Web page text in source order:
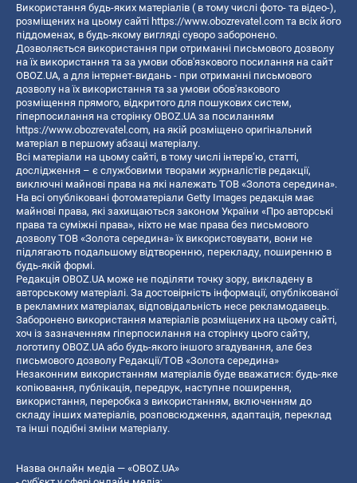
Використання будь-яких матеріалів ( в тому числі фото- та відео-),
розміщених на цьому сайті https://www.obozrevatel.com та всіх його
піддоменах, в будь-якому вигляді суворо заборонено.
Дозволяється використання при отриманні письмового дозволу
на їх використання та за умови обов'язкового посилання на сайт
OBOZ.UA, а для інтернет-видань - при отриманні письмового
дозволу на їх використання та за умови обов'язкового
розміщення прямого, відкритого для пошукових систем,
гіперпосилання на сторінку OBOZ.UA за посиланням
https://www.obozrevatel.com, на якій розміщено оригінальний
матеріал в першому абзаці матеріалу.
Всі матеріали на цьому сайті, в тому числі інтерв’ю, статті,
дослідження – є службовими творами журналістів редакції,
виключні майнові права на які належать ТОВ «Золота середина».
На всі опубліковані фотоматеріали Getty Images редакція має
майнові права, які захищаються законом України «Про авторські
права та суміжні права», ніхто не має права без письмового
дозволу ТОВ «Золота середина» їх використовувати, вони не
підлягають подальшому відтворенню, перекладу, поширенню в
будь-якій формі.
Редакція OBOZ.UA може не поділяти точку зору, викладену в
авторському матеріалі. За достовірність інформації, опублікованої
в рекламних матеріалах, відповідальність несе рекламодавець.
Заборонено використання матеріалів розміщених на цьому сайті,
хоч із зазначенням гіперпосилання на сторінку цього сайту,
логотипу OBOZ.UA або будь-якого іншого згадування, але без
письмового дозволу Редакції/ТОВ «Золота середина»
Незаконним використанням матеріалів буде вважатися: будь-яке
копiювання, публiкацiя, передрук, наступне поширення,
використання, переробка з використанням, включенням до
складу інших матеріалів, розповсюдження, адаптація, переклад
та інші подібні зміни матеріалу.
Назва онлайн медіа — «OBOZ.UA»